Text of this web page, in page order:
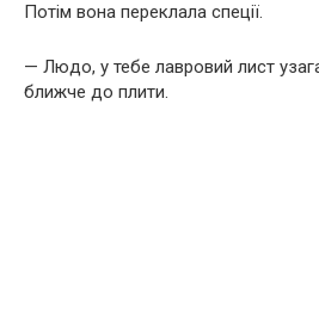
Потім вона переклала спеції.
— Людо, у тебе лавровий лист
ближче до плити.